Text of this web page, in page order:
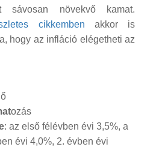
sávosan növekvő kamat.
cikkemben akkor is
hogy az infláció elégetheti az
ozás
: az első félévben évi 3,5%, a
évi 4,0%, 2. évben évi